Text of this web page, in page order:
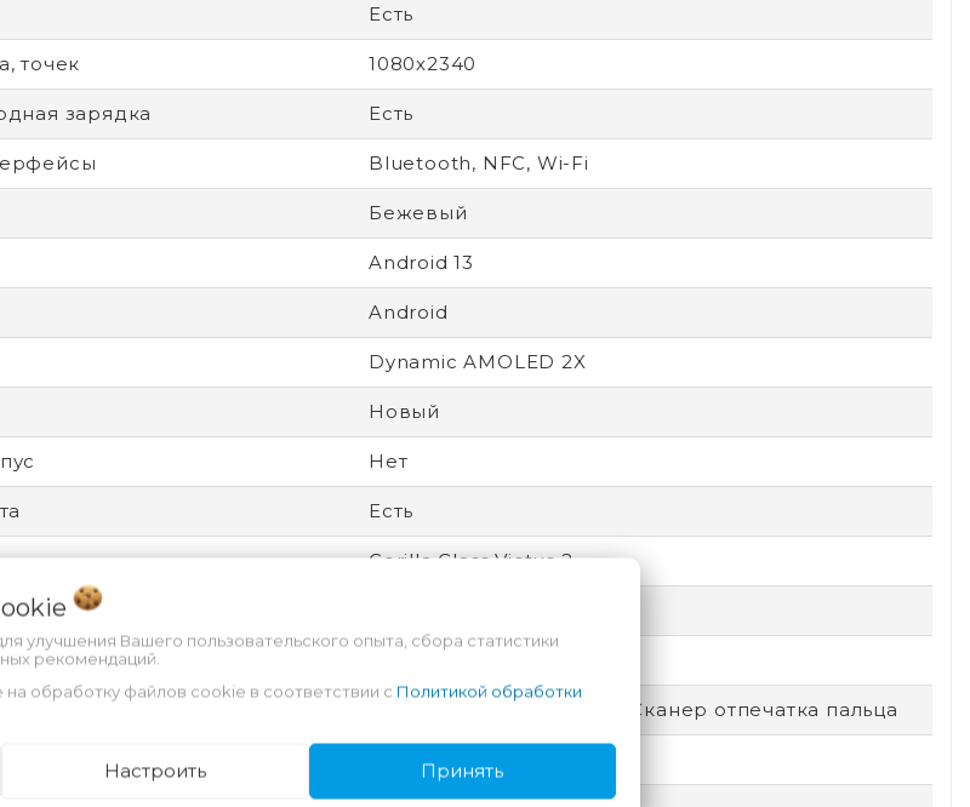
Есть
точек 1080х2340
зарядка Есть
Bluetooth, NFC, Wi-Fi
Бежевый
Android 13
Android
Dynamic AMOLED 2X
Новый
Нет
Есть
Gorilla Glass Victus 2
Разблокировка по лицу, Сканер отпечатка пальца
улучшения Вашего пользовательского опыта, сбора статистики
рекомендаций.
обработку файлов cookie в соответствии с Политикой обработки
Настроить Принять